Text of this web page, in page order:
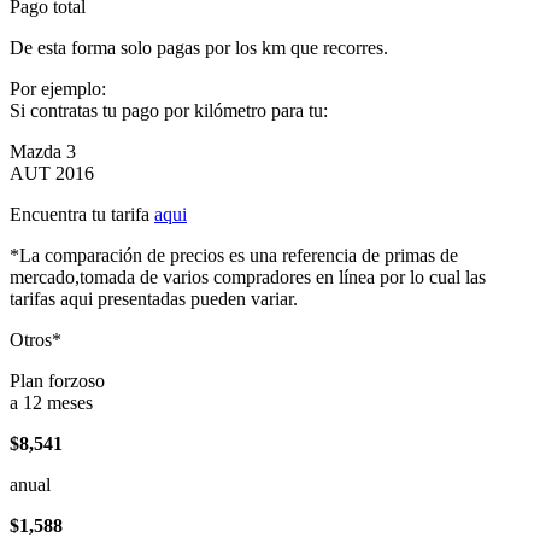
Pago total
De esta forma solo pagas por los km que recorres.
Por ejemplo:
Si contratas tu pago por kilómetro para tu:
Mazda 3
AUT 2016
Encuentra tu tarifa aqui
*La comparación de precios es una referencia de primas de
mercado,tomada de varios compradores en línea por lo cual las
tarifas aqui presentadas pueden variar.
Otros*
Plan forzoso
a 12 meses
$8,541
anual
$1,588